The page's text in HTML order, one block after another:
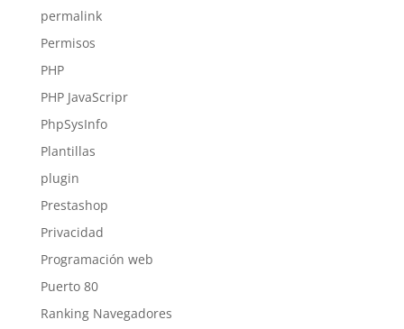
permalink
Permisos
PHP
PHP JavaScripr
PhpSysInfo
Plantillas
plugin
Prestashop
Privacidad
Programación web
Puerto 80
Ranking Navegadores